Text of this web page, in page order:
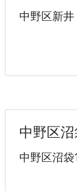
中野区新
中野区
中野区沼袋